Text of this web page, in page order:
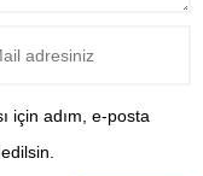
için adım, e-posta